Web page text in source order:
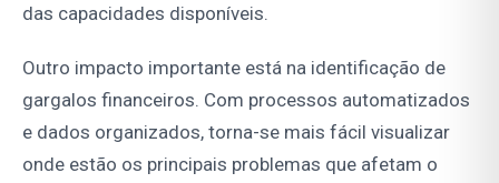
das capacidades disponíveis.
Outro impacto importante está na identificação de
gargalos financeiros. Com processos automatizados
e dados organizados, torna-se mais fácil visualizar
onde estão os principais problemas que afetam o